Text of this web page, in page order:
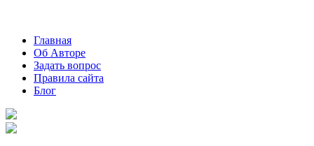
Главная
Об Авторе
Задать вопрос
Правила сайта
Блог